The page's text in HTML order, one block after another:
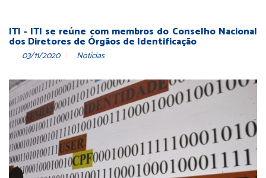
ITI - ITI se reúne com membros do Conselho Nacional
dos Diretores de Órgãos de Identificação
03/11/2020 Notícias